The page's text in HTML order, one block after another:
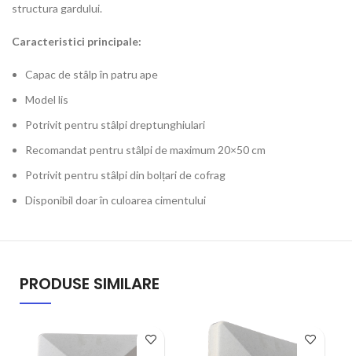
structura gardului.
Caracteristici principale:
Capac de stâlp în patru ape
Model lis
Potrivit pentru stâlpi dreptunghiulari
Recomandat pentru stâlpi de maximum 20×50 cm
Potrivit pentru stâlpi din bolțari de cofrag
Disponibil doar în culoarea cimentului
PRODUSE SIMILARE